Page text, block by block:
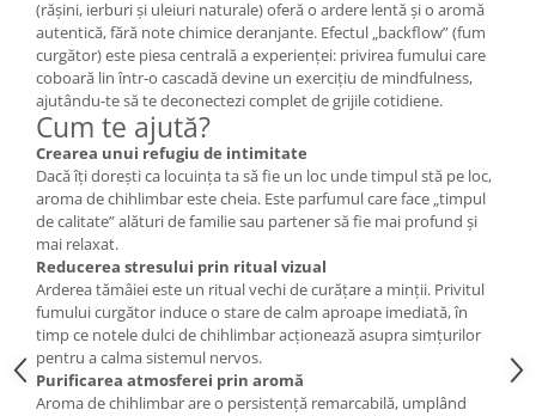
Electroliti
Produse Apicole
Cacao
(rășini, ierburi și uleiuri naturale) oferă o ardere lentă și o aromă
autentică, fără note chimice deranjante. Efectul „backflow” (fum
curgător) este piesa centrală a experienței: privirea fumului care
coboară lin într-o cascadă devine un exercițiu de mindfulness,
ajutându-te să te deconectezi complet de grijile cotidiene.
Cum te ajută?
Crearea unui refugiu de intimitate
Dacă îți dorești ca locuința ta să fie un loc unde timpul stă pe loc,
aroma de chihlimbar este cheia. Este parfumul care face „timpul
de calitate” alături de familie sau partener să fie mai profund și
mai relaxat.
Reducerea stresului prin ritual vizual
Arderea tămâiei este un ritual vechi de curățare a minții. Privitul
fumului curgător induce o stare de calm aproape imediată, în
timp ce notele dulci de chihlimbar acționează asupra simțurilor
pentru a calma sistemul nervos.
Purificarea atmosferei prin aromă
Aroma de chihlimbar are o persistență remarcabilă, umplând